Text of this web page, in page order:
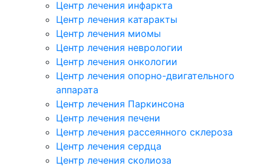
Центр лечения инфаркта
Центр лечения катаракты
Центр лечения миомы
Центр лечения неврологии
Центр лечения онкологии
Центр лечения опорно-двигательного
аппарата
Центр лечения Паркинсона
Центр лечения печени
Центр лечения рассеянного склероза
Центр лечения сердца
Центр лечения сколиоза